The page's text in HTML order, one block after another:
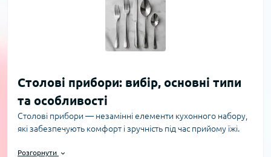
Столові прибори: вибір, основні типи
та особливості
Столові прибори — незамінні елементи кухонного набору,
які забезпечують комфорт і зручність під час прийому їжі.
якісних столових приборів, що відповідають різним
Розгорнути